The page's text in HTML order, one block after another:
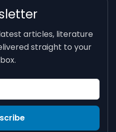
articles, literature
straight to your